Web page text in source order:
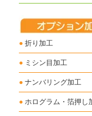
● 折り加工
● ミシン目加工
● ナンバリング加工
● ホログラム・箔押し